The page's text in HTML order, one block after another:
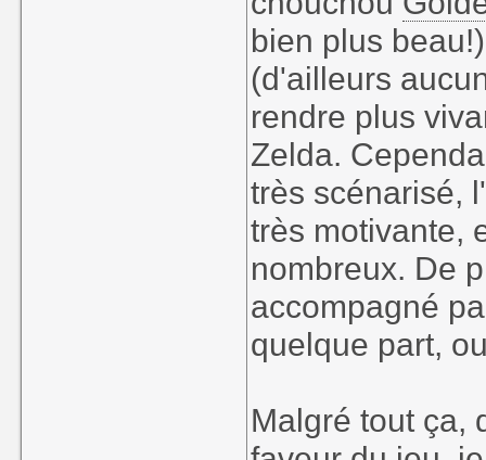
bien plus
(d'ailleurs
rendre plus
Zelda.
très scénarisé,
très motivante,
nombreux. De
accompagné
quelque part,
Malgré tout ça,